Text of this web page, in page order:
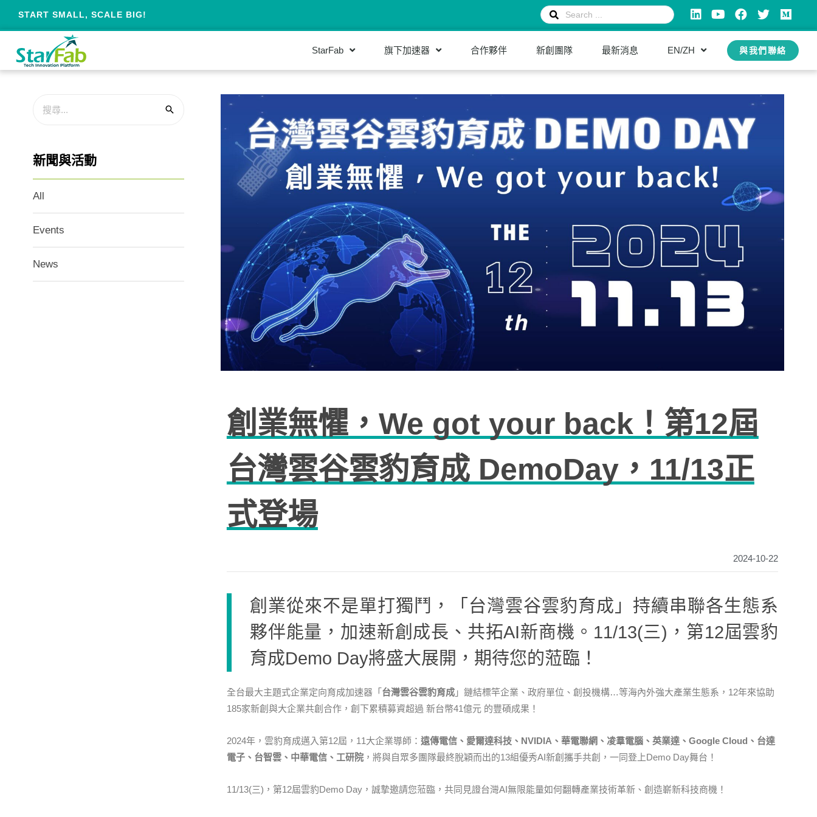
START SMALL, SCALE BIG!
StarFab 旗下加速器 合作夥伴 新創團隊 最新消息 EN/ZH 與我們聯絡
新聞與活動
All
Events
News
創業無懼，We got your back！第12屆
台灣雲谷雲豹育成 DemoDay，11/13正
式登場
2024-10-22
創業從來不是單打獨鬥，「台灣雲谷雲豹育成」持續串聯各生態系
夥伴能量，加速新創成長、共拓AI新商機。11/13(三)，第12屆雲豹
育成Demo Day將盛大展開，期待您的蒞臨！​
全台最大主題式企業定向育成加速器「 台灣雲谷雲豹育成」鏈結標竿企業、政府單位、創投機構…等海內外強大產業生態系，12年來協助
185家新創與大企業共創合作，創下累積募資超過 新台幣41億元 的豐碩成果！
2024年，雲豹育成邁入第12屆，11大企業導師： 遠傳電信、愛爾達科技、NVIDIA、華電聯網、凌羣電腦、英業達、Google Cloud、台達
電子、台智雲、中華電信、工研院，將與自眾多團隊最終脫穎而出的13組優秀AI新創攜手共創，一同登上Demo Day舞台！
11/13(三)，第12屆雲豹Demo Day，誠摯邀請您蒞臨，共同見證台灣AI無限能量如何翻轉產業技術革新、創造嶄新科技商機！